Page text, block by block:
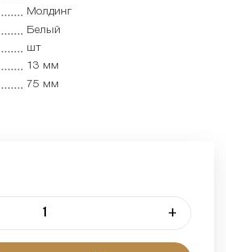
Молдинг
Белый
шт
13 мм
75 мм
+